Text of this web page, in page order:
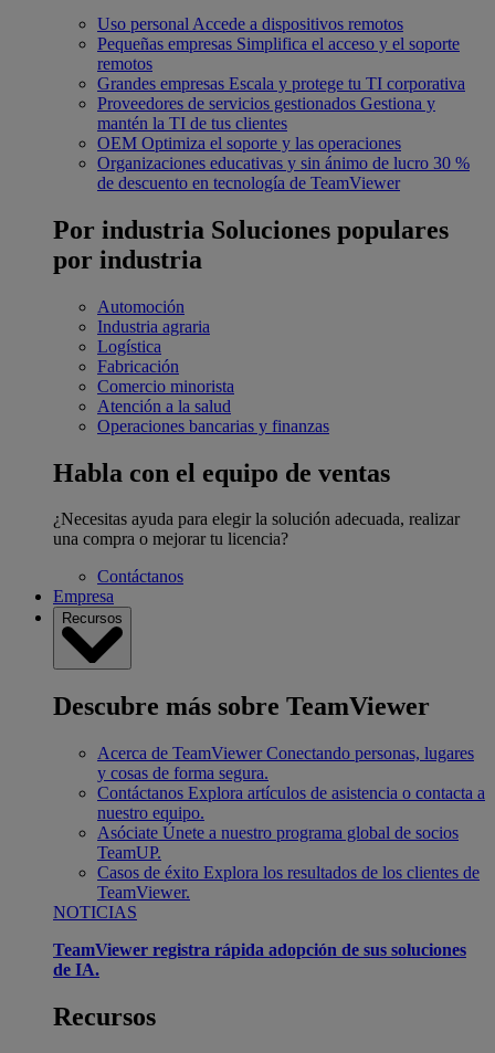
Uso personal Accede a dispositivos remotos
Pequeñas empresas Simplifica el acceso y el soporte
remotos
Grandes empresas Escala y protege tu TI corporativa
Proveedores de servicios gestionados Gestiona y
mantén la TI de tus clientes
OEM Optimiza el soporte y las operaciones
Organizaciones educativas y sin ánimo de lucro 30 %
de descuento en tecnología de TeamViewer
Por industria Soluciones populares
por industria
Automoción
Industria agraria
Logística
Fabricación
Comercio minorista
Atención a la salud
Operaciones bancarias y finanzas
Habla con el equipo de ventas
¿Necesitas ayuda para elegir la solución adecuada, realizar
una compra o mejorar tu licencia?
Contáctanos
Empresa
Recursos
Descubre más sobre TeamViewer
Acerca de TeamViewer Conectando personas, lugares
y cosas de forma segura.
Contáctanos Explora artículos de asistencia o contacta a
nuestro equipo.
Asóciate Únete a nuestro programa global de socios
TeamUP.
Casos de éxito Explora los resultados de los clientes de
TeamViewer.
NOTICIAS
TeamViewer registra rápida adopción de sus soluciones
de IA.
Recursos